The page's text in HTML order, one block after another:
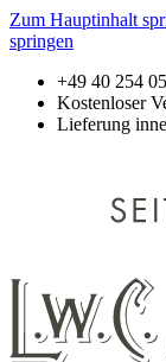
Zum Hauptinhalt
springen
+49 40 254
Kostenloser
Lieferung